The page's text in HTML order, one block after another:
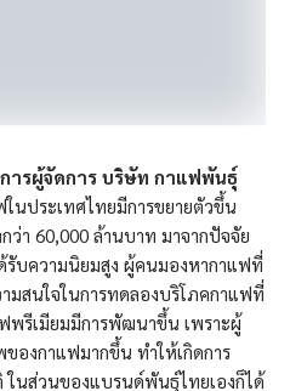
ารผู้จัดการ บริษัท กาแฟพันธุ์
ในประเทศไทยมีการขยายตัวขึ้น
ว่า 60,000 ล้านบาท มาจากปัจจัย
บความนิยมสูง ผู้คนมองหากาแฟที่
มสนใจในการทดลองบริโภคกาแฟที่
พรีเมียมมีการพัฒนาขึ้น เพราะผู้
งกาแฟมากขึ้น ทำให้เกิดการ
ในส่วนของแบรนด์พันธุ์ไทยเองก็ได้